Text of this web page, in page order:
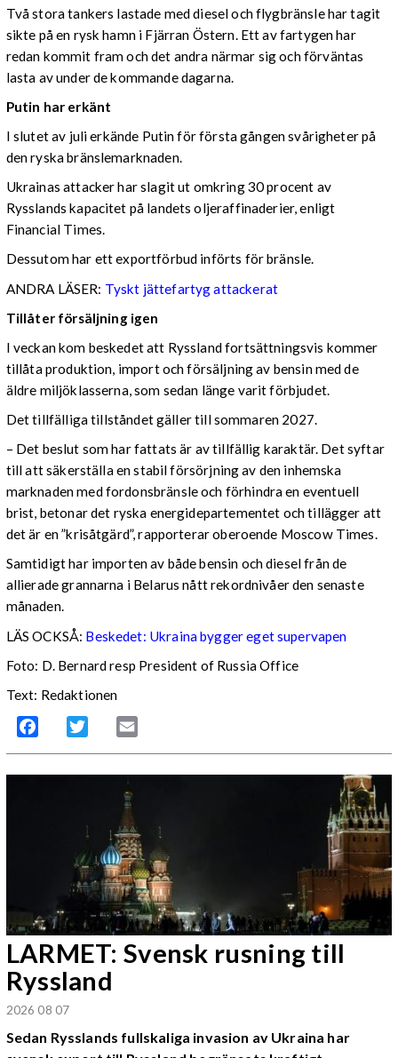
Två stora tankers lastade med diesel och flygbränsle har tagit
sikte på en rysk hamn i Fjärran Östern. Ett av fartygen har
redan kommit fram och det andra närmar sig och förväntas
lasta av under de kommande dagarna.
Putin har erkänt
I slutet av juli erkände Putin för första gången svårigheter på
den ryska bränslemarknaden.
Ukrainas attacker har slagit ut omkring 30 procent av
Rysslands kapacitet på landets oljeraffinaderier, enligt
Financial Times.
Dessutom har ett exportförbud införts för bränsle.
ANDRA LÄSER: Tyskt jättefartyg attackerat
Tillåter försäljning igen
I veckan kom beskedet att Ryssland fortsättningsvis kommer
tillåta produktion, import och försäljning av bensin med de
äldre miljöklasserna, som sedan länge varit förbjudet.
Det tillfälliga tillståndet gäller till sommaren 2027.
– Det beslut som har fattats är av tillfällig karaktär. Det syftar
till att säkerställa en stabil försörjning av den inhemska
marknaden med fordonsbränsle och förhindra en eventuell
brist, betonar det ryska energidepartementet och tillägger att
det är en ”krisåtgärd”, rapporterar oberoende Moscow Times.
Samtidigt har importen av både bensin och diesel från de
allierade grannarna i Belarus nått rekordnivåer den senaste
månaden.
LÄS OCKSÅ: Beskedet: Ukraina bygger eget supervapen
Foto: D. Bernard resp President of Russia Office
Text: Redaktionen
Facebook Twitter
LARMET: Svensk rusning till
Ryssland
2026 08 07
Sedan Rysslands fullskaliga invasion av Ukraina har